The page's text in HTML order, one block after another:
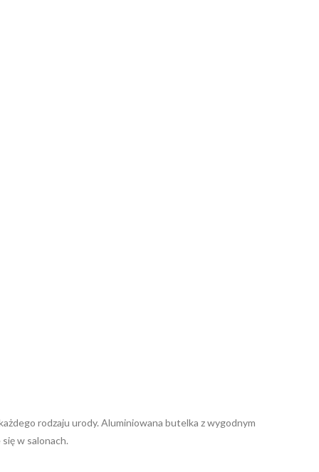
rodzaju urody. Aluminiowana butelka z wygodnym
w salonach.